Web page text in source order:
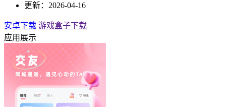
更新：2026-04-16
安卓下载 游戏盒子下载
应用展示